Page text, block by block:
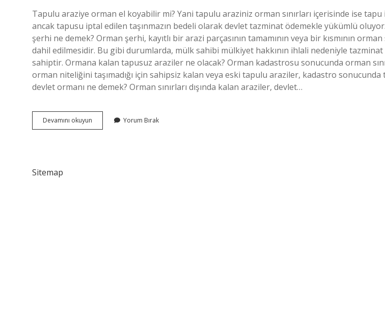
Tapulu araziye orman el koyabilir mi? Yani tapulu araziniz orman sınırları içerisinde ise
ancak tapusu iptal edilen taşınmazın bedeli olarak devlet tazminat ödemekle yükümlü
şerhi ne demek? Orman şerhi, kayıtlı bir arazi parçasının tamamının veya bir kısmının orman
dahil edilmesidir. Bu gibi durumlarda, mülk sahibi mülkiyet hakkının ihlali nedeniyle tazminat
sahiptir. Ormana kalan tapusuz araziler ne olacak? Orman kadastrosu sonucunda orman
orman niteliğini taşımadığı için sahipsiz kalan veya eski tapulu araziler, kadastro sonucunda
devlet ormanı ne demek? Orman sınırları dışında kalan araziler, devlet…
Devamını okuyun
Tarla
Yorum Bırak
Sitemap